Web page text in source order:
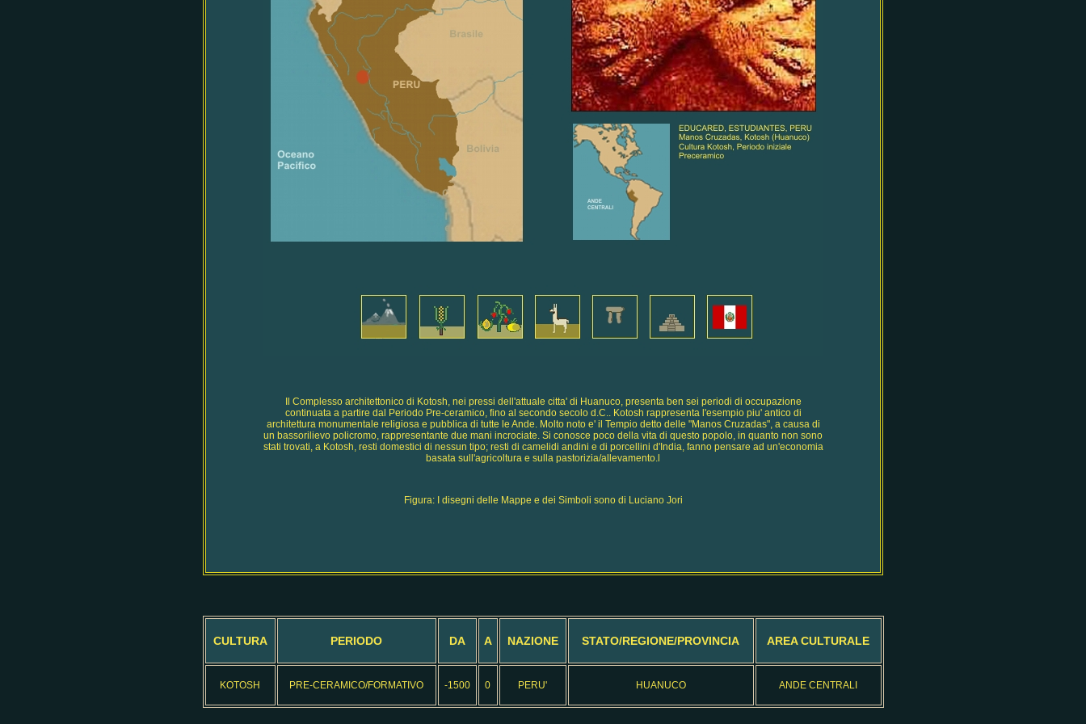
Il Complesso architettonico di Kotosh, nei pressi dell'attuale citta' di Huanuco, presenta ben sei periodi di occupazione
continuata a partire dal Periodo Pre-ceramico, fino al secondo secolo d.C.. Kotosh rappresenta l'esempio piu' antico di
architettura monumentale religiosa e pubblica di tutte le Ande. Molto noto e' il Tempio detto delle "Manos Cruzadas", a causa di
un bassorilievo policromo, rappresentante due mani incrociate. Si conosce poco della vita di questo popolo, in quanto non sono
stati trovati, a Kotosh, resti domestici di nessun tipo; resti di camelidi andini e di porcellini d'India, fanno pensare ad un'economia
basata sull'agricoltura e sulla pastorizia/allevamento.l
Figura: I disegni delle Mappe e dei Simboli sono di Luciano Jori
CULTURA PERIODO DA A NAZIONE STATO/REGIONE/PROVINCIA AREA CULTURALE
KOTOSH PRE-CERAMICO/FORMATIVO -1500 0 PERU' HUANUCO ANDE CENTRALI